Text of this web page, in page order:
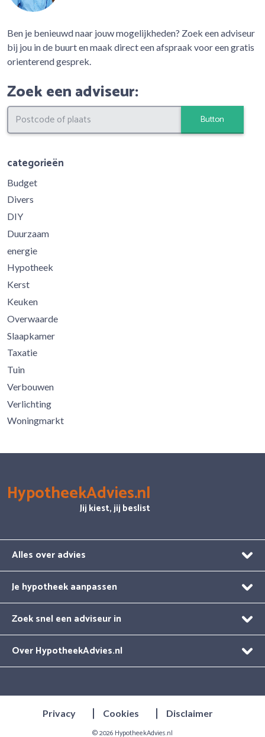
Ben je benieuwd naar jouw mogelijkheden? Zoek een adviseur
bij jou in de buurt en maak direct een afspraak voor een gratis
orienterend gesprek.
Zoek een adviseur:
Button
categorieën
Budget
Divers
DIY
Duurzaam
energie
Hypotheek
Kerst
Keuken
Overwaarde
Slaapkamer
Taxatie
Tuin
Verbouwen
Verlichting
Woningmarkt
HypotheekAdvies.nl
Jij kiest, jij beslist
Alles over advies
Je hypotheek aanpassen
Zoek snel een adviseur in
Over HypotheekAdvies.nl
Privacy Cookies
Disclaimer
© 2026 HypotheekAdvies.nl